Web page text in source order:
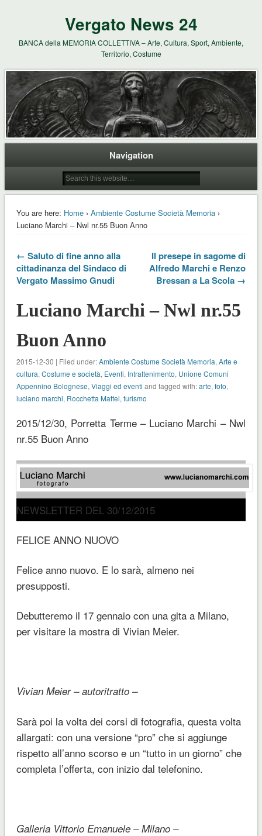
Vergato News 24
BANCA della MEMORIA COLLETTIVA – Arte, Cultura, Sport, Ambiente,
Territorio, Costume
Navigation
You are here: Home› Ambiente Costume Società Memoria›
Luciano Marchi – Nwl nr.55 Buon Anno
← Saluto di fine anno alla
cittadinanza del Sindaco di
Vergato Massimo Gnudi
Il presepe in sagome di
Alfredo Marchi e Renzo
Bressan a La Scola →
Luciano Marchi – Nwl nr.55
Buon Anno
2015-12-30 | Filed under:Ambiente Costume Società Memoria, Arte e
cultura, Costume e società, Eventi, Intrattenimento, Unione Comuni
Appennino Bolognese, Viaggi ed eventi and tagged with:arte, foto,
luciano marchi, Rocchetta Mattei, turismo
2015/12/30, Porretta Terme – Luciano Marchi – Nwl
nr.55 Buon Anno
NEWSLETTER DEL 30/12/2015
FELICE ANNO NUOVO
Felice anno nuovo. E lo sarà, almeno nei
presupposti.
Debutteremo il 17 gennaio con una gita a Milano,
per visitare la mostra di Vivian Meier.
Vivian Meier – autoritratto –
Sarà poi la volta dei corsi di fotografia, questa volta
allargati: con una versione “pro” che si aggiunge
rispetto all’anno scorso e un “tutto in un giorno” che
completa l’offerta, con inizio dal telefonino.
Galleria Vittorio Emanuele – Milano –